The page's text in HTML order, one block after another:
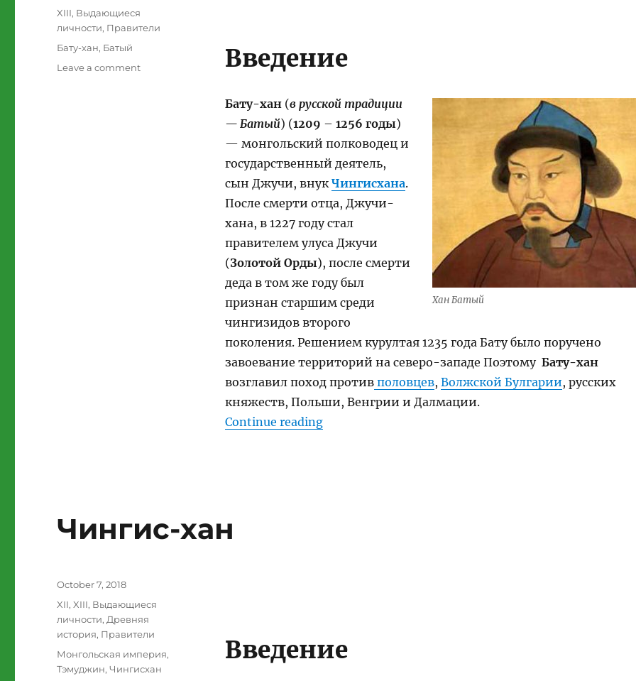
Введение
Хан Батый
Бату-хан(в русской традиции
— Батый) (1209 – 1256 годы)
— монгольский полководец и
государственный деятель,
сын Джучи, внукЧингисхана.
После смерти отца, Джучи-
хана, в 1227 году стал
правителем улуса Джучи
(Золотой Орды), после смерти
деда в том же году был
признан старшим среди
чингизидов второго
поколения. Решением курултая 1235 года Бату было поручено
завоевание территорий на северо-западе Поэтому Бату-хан
возглавил поход противполовцев, Волжской Булгарии, русских
княжеств, Польши, Венгрии и Далмации.
Continue reading“Батый (Бату-хан). 1209-1256 гг.”
Categories
XIII, Выдающиеся
личности, Правители
Tags
Бату-хан, Батый
Leave a commenton
Чингис-хан
Введение
Posted
October 7, 2018
Categories
XII,XIII, Выдающиеся
личности, Древняя
история, Правители
Tags
Монгольская империя,
Тэмуджин,Чингисхан